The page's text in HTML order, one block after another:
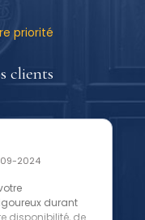
priorité
clients
09-2024
durant
disponibilité, de